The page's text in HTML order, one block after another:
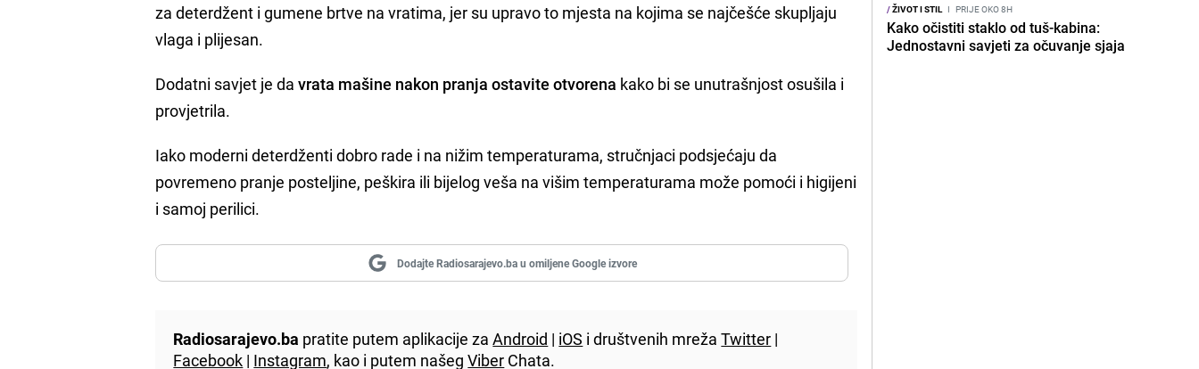
za deterdžent i gumene brtve na vratima, jer su upravo to mjesta na kojima se najčešće skupljaju
vlaga i plijesan.
Dodatni savjet je davrata mašine nakon pranja ostavite otvorena kako bi se unutrašnjost osušila i
provjetrila.
Iako moderni deterdženti dobro rade i na nižim temperaturama, stručnjaci podsjećaju da
povremeno pranje posteljine, peškira ili bijelog veša na višim temperaturama može pomoći i higijeni
i samoj perilici.
Dodajte Radiosarajevo.ba u omiljene Google izvore
Radiosarajevo.ba pratite putem aplikacije zaAndroid | iOS i društvenih mrežaTwitter |
Facebook | Instagram, kao i putem našegViber Chata.
/ŽIVOT I STIL I PRIJE OKO 8H
Kako očistiti staklo od tuš-kabina:
Jednostavni savjeti za očuvanje sjaja